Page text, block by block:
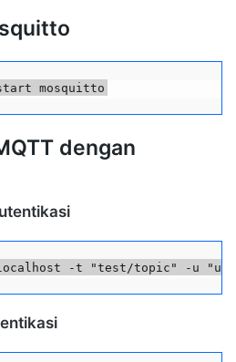
mosquitto
dengan
-t "test/topic" -u